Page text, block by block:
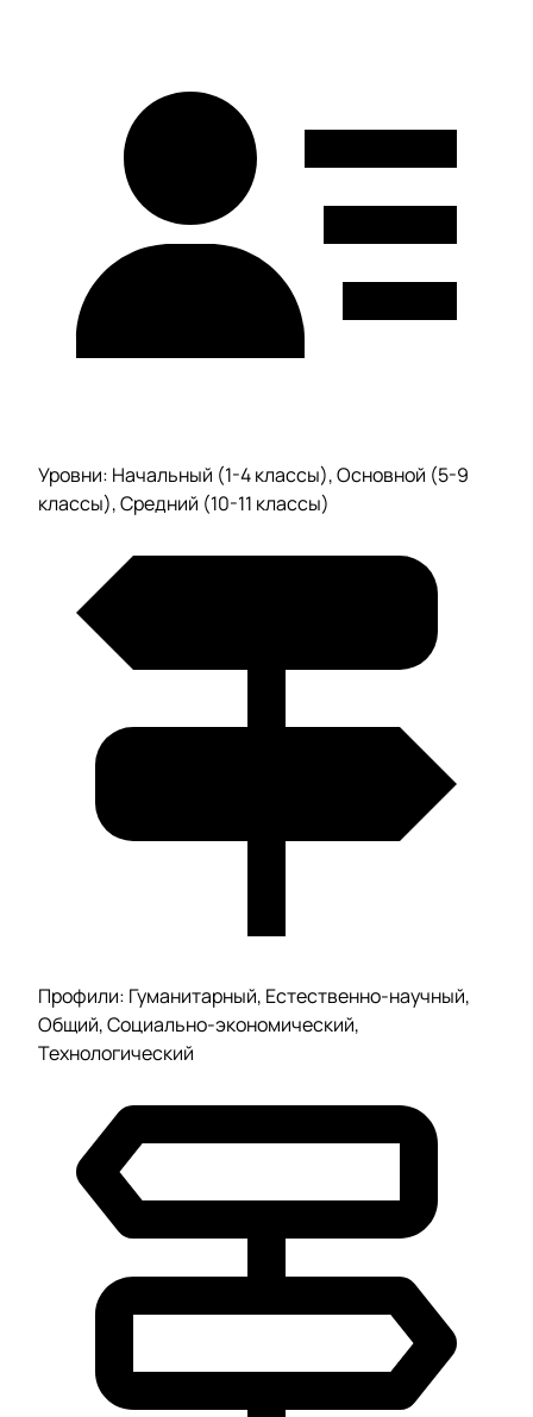
Уровни: Начальный (1-4 классы), Основной (5-9
классы), Средний (10-11 классы)
Профили: Гуманитарный, Естественно-научный,
Общий, Социально-экономический,
Технологический